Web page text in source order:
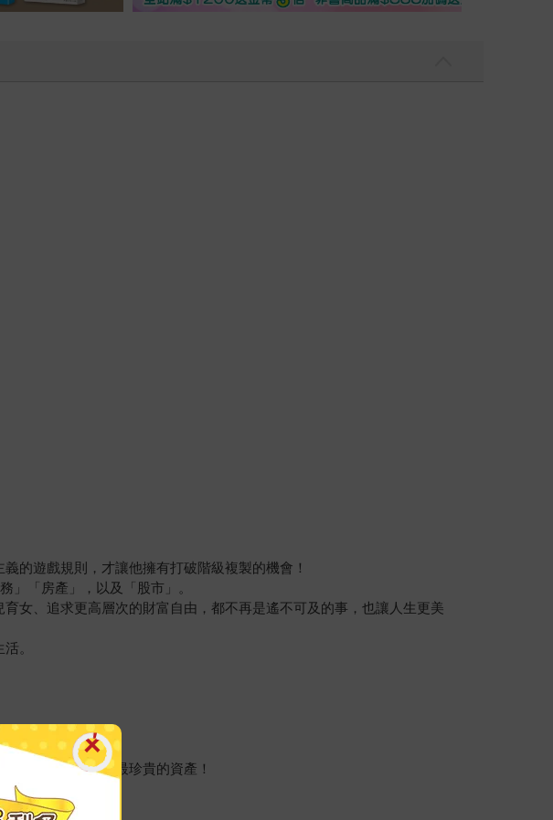
的遊戲規則，才讓他擁有打破階級複製的機會！
」「房產」，以及「股市」。
女、追求更高層次的財富自由，都不再是遙不可及的事，也讓人生更美
。
驗，那才是我們最珍貴的資產！
問題！